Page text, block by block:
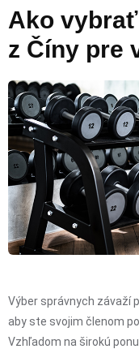
Ako
z Číny pre
Výber správnych závaží
aby ste svojim členom
Vzhľadom na širokú